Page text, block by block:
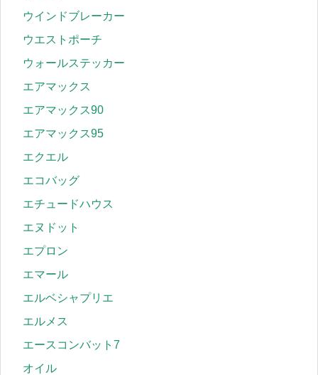
ウインドブレーカー
ウエストポーチ
ウォールステッカー
エアマックス
エアマックス90
エアマックス95
エクエル
エコバッグ
エチュードハウス
エヌドット
エプロン
エマール
エルベシャプリエ
エルメス
エースコンバット7
オイル